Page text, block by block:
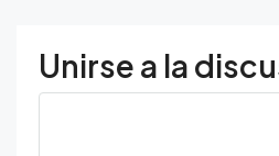
Unirse a la